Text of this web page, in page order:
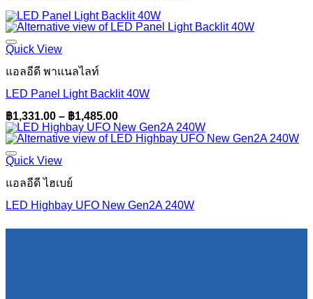
Quick View
แอลอีดี พาแนลไลท์
LED Panel Light Backlit 40W
฿1,331.00 – ฿1,485.00Price
range:
฿1,331.00
Quick View
แอลอีดี ไฮเบย์
LED Highbay UFO New Gen2A 240W